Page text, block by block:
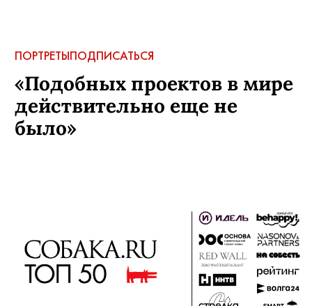
ПОРТРЕТЫПОДПИСАТЬСЯ
«Подобных проектов в мире
действительно еще не
было»